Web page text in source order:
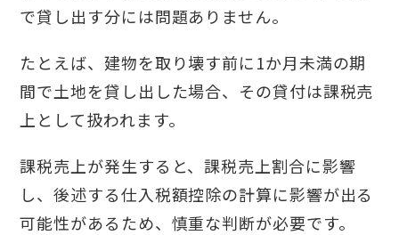
で貸し出す分には問題ありません。
たとえば、建物を取り壊す前に1か月未満の期
間で土地を貸し出した場合、その貸付は課税売
上として扱われます。
課税売上が発生すると、課税売上割合に影響
し、後述する仕入税額控除の計算に影響が出る
可能性があるため、慎重な判断が必要です。